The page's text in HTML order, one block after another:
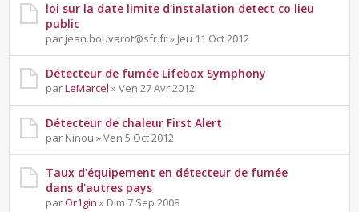
loi sur la date limite d'instalation detect co lieu
public
par jean.bouvarot@sfr.fr» Jeu 11 Oct 2012
Détecteur de fumée Lifebox Symphony
parLeMarcel » Ven 27 Avr 2012
Détecteur de chaleur First Alert
par Ninou » Ven 5 Oct 2012
Taux d'équipement en détecteur de fumée
dans d'autres pays
parOr1gin » Dim 7 Sep 2008